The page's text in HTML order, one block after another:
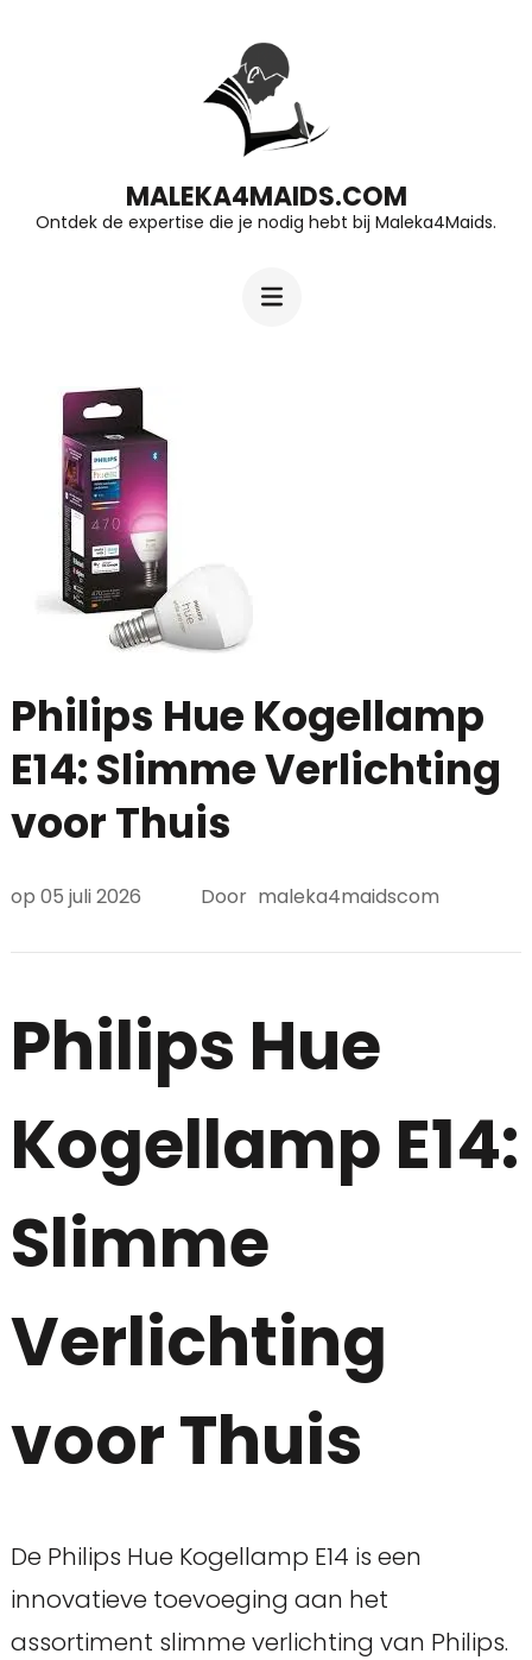
Enter)
MALEKA4MAIDS.COM
Ontdek de expertise die je nodig hebt bij Maleka4Maids.
Philips Hue Kogellamp
E14: Slimme Verlichting
voor Thuis
op 05 juli 2026 Door maleka4maidscom
Philips Hue
Kogellamp E14:
Slimme
Verlichting
voor Thuis
De Philips Hue Kogellamp E14 is een
innovatieve toevoeging aan het
assortiment slimme verlichting van Philips.